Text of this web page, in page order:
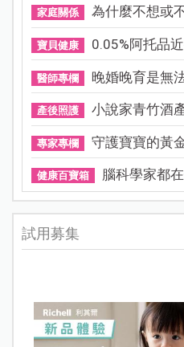
家庭關係 為什麼不想或
寶貝健康 0.05%阿托品
醫師專欄 晚婚晚育是無
產後照護 小說家青竹酒
專家專欄 守護寶寶的黃
健康百寶箱 腦科學家都
試用募集